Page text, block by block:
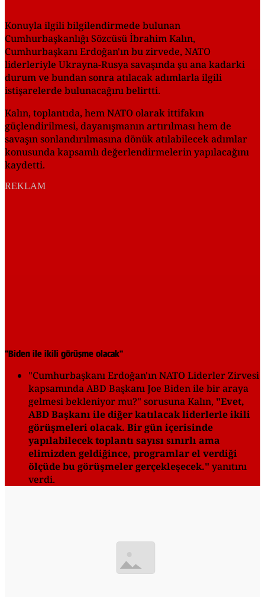
Konuyla ilgili bilgilendirmede bulunan
Cumhurbaşkanlığı Sözcüsü İbrahim Kalın,
Cumhurbaşkanı Erdoğan'ın bu zirvede, NATO
liderleriyle Ukrayna-Rusya savaşında şu ana kadarki
durum ve bundan sonra atılacak adımlarla ilgili
istişarelerde bulunacağını belirtti.
Kalın, toplantıda, hem NATO olarak ittifakın
güçlendirilmesi, dayanışmanın artırılması hem de
savaşın sonlandırılmasına dönük atılabilecek adımlar
konusunda kapsamlı değerlendirmelerin yapılacağını
kaydetti.
REKLAM
"Biden ile ikili görüşme olacak"
"Cumhurbaşkanı Erdoğan'ın NATO Liderler Zirvesi
kapsamında ABD Başkanı Joe Biden ile bir araya
gelmesi bekleniyor mu?" sorusuna Kalın, "Evet,
ABD Başkanı ile diğer katılacak liderlerle ikili
görüşmeleri olacak. Bir gün içerisinde
yapılabilecek toplantı sayısı sınırlı ama
elimizden geldiğince, programlar el verdiği
ölçüde bu görüşmeler gerçekleşecek." yanıtını
verdi.